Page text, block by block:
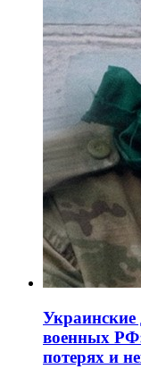
Украинские
военных
потерях и